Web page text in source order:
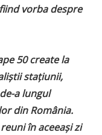
vorba despre
50 create la
stațiunii,
a lungul
din România.
în aceeași zi